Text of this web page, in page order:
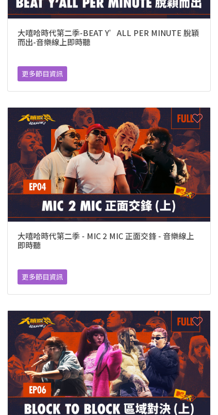
大嘻哈時代第二季-BEAT Y’ALL PER MINUTE 脫穎
而出-音樂線上即時聽
更多節目資訊
大嘻哈時代第二季 - MIC 2 MIC 正面交鋒 - 音樂線上
即時聽
更多節目資訊